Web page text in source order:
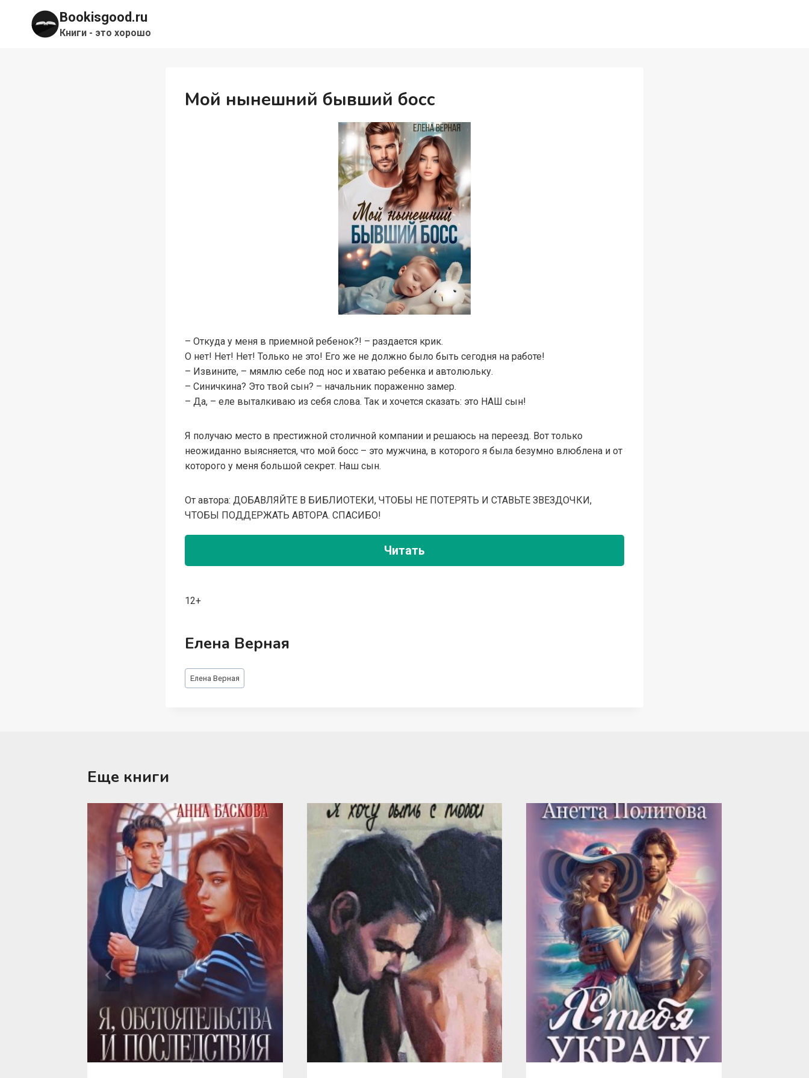
содержимому
Bookisgood.ru
Книги - это хорошо
Мой нынешний бывший босс
– Откуда у меня в приемной ребенок?! – раздается крик.
О нет! Нет! Нет! Только не это! Его же не должно было быть сегодня на работе!
– Извините, – мямлю себе под нос и хватаю ребенка и автолюльку.
– Синичкина? Это твой сын? – начальник пораженно замер.
– Да, – еле выталкиваю из себя слова. Так и хочется сказать: это НАШ сын!
Я получаю место в престижной столичной компании и решаюсь на переезд. Вот только
неожиданно выясняется, что мой босс – это мужчина, в которого я была безумно влюблена и от
которого у меня большой секрет. Наш сын.
От автора: ДОБАВЛЯЙТЕ В БИБЛИОТЕКИ, ЧТОБЫ НЕ ПОТЕРЯТЬ И СТАВЬТЕ ЗВЕЗДОЧКИ,
ЧТОБЫ ПОДДЕРЖАТЬ АВТОРА. СПАСИБО!
Читать
12+
Елена Верная
Метки
записи:
Елена Верная
Еще книги